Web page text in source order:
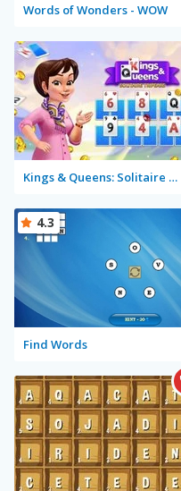
Words of Wonders - WOW
Kings & Queens: Solitaire Tripeaks
Find Words
4.3